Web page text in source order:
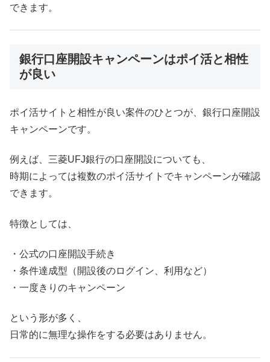
できます。
銀行口座開設キャンペーンはポイ活と相性
が良い
ポイ活サイトと相性が良い案件のひとつが、銀行口座開設
キャンペーンです。
例えば、三菱UFJ銀行の口座開設についても、
時期によっては複数のポイ活サイトでキャンペーンが確認
できます。
特徴としては、
・公式の口座開設手続き
・条件達成型（開設後のログイン、利用など）
・一度きりのキャンペーン
という形が多く、
日常的に無理な操作をする必要はありません。